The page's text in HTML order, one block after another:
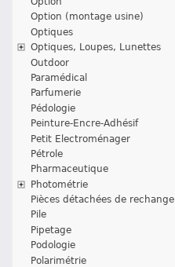
Option (montage usine)
Optiques
Optiques, Loupes, Lunettes
Outdoor
Paramédical
Parfumerie
Pédologie
Peinture-Encre-Adhésif
Petit Electroménager
Pétrole
Pharmaceutique
Photométrie
Pièces détachées de rechange
Pile
Pipetage
Podologie
Polarimétrie